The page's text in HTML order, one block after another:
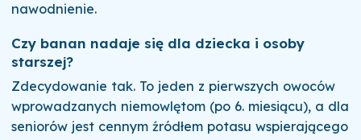
nawodnienie.
Czy banan nadaje się dla dziecka i osoby
starszej?
Zdecydowanie tak. To jeden z pierwszych owoców
wprowadzanych niemowlętom (po 6. miesiącu), a dla
seniorów jest cennym źródłem potasu wspierającego